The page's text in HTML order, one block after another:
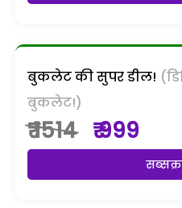
बुकलेट की सुपर डील!
बुकलेट!)
₹ 1514 ₹ 999